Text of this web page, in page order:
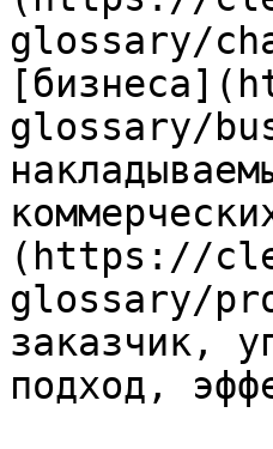
glossary/
glossary/
(https://
glossary/
заказчик,
подход,